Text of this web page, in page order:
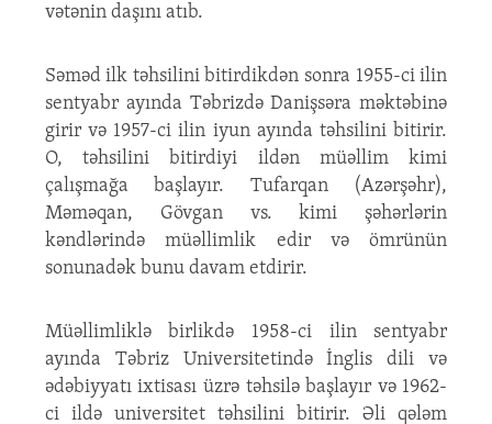
vətənin daşını atıb.
Səməd ilk təhsilini bitirdikdən sonra 1955-ci ilin
sentyabr ayında Təbrizdə Danişsəra məktəbinə
girir və 1957-ci ilin iyun ayında təhsilini bitirir.
O, təhsilini bitirdiyi ildən müəllim kimi
çalışmağa başlayır. Tufarqan (Azərşəhr),
Məməqan, Gövgan vs. kimi şəhərlərin
kəndlərində müəllimlik edir və ömrünün
sonunadək bunu davam etdirir.
Müəllimliklə birlikdə 1958-ci ilin sentyabr
ayında Təbriz Universitetində İnglis dili və
ədəbiyyatı ixtisası üzrə təhsilə başlayır və 1962-
ci ildə universitet təhsilini bitirir. Əli qələm